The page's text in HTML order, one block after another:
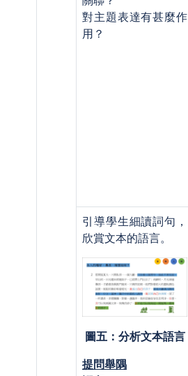
對主題表達有甚麼作
用？
引導學生細讀詞句，
欣賞文本的語言。
圖五：分析文本語言
提問舉隅